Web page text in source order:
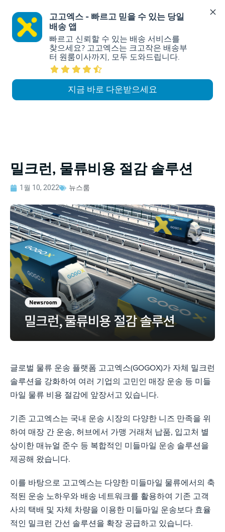
고고엑스 - 빠르고 믿을 수 있는 당일
배송 앱
빠르고 신뢰할 수 있는 배송 서비스를
찾으세요? 고고엑스는 크고작은 배송부
터 원룸이사까지, 모두 도와드립니다.
지금 바로 다운받으세요
밀크런, 물류비용 절감 솔루션
1월 10, 2022 뉴스룸
글로벌 물류 운송 플랫폼 고고엑스(GOGOX)가 자체 밀크런
솔루션을 강화하여 여러 기업의 고민인 매장 운송 등 미들
마일 물류 비용 절감에 앞장서고 있습니다.
기존 고고엑스는 국내 운송 시장의 다양한 니즈 만족을 위
하여 매장 간 운송, 허브에서 가맹 거래처 납품, 입고처 별
상이한 매뉴얼 준수 등 복합적인 미들마일 운송 솔루션을
제공해 왔습니다.
이를 바탕으로 고고엑스는 다양한 미들마일 물류에서의 축
적된 운송 노하우와 배송 네트워크를 활용하여 기존 고객
사의 택배 및 자체 차량을 이용한 미들마일 운송보다 효율
적인 밀크런 간선 솔루션을 확장 공급하고 있습니다.